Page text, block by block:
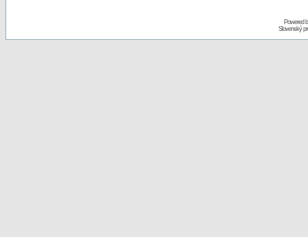
Powered
Slovenský